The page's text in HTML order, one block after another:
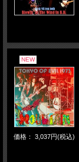
NEW
価格： 3,037円(税込)